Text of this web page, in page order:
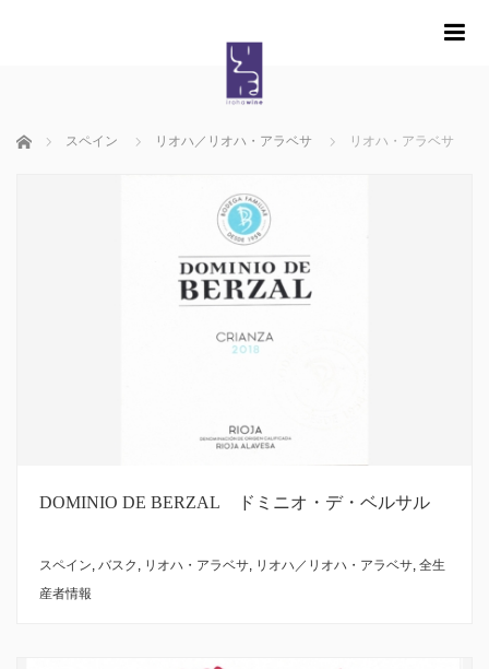
ホーム スペイン リオハ／リオハ・アラベサ リオハ・アラベサ
DOMINIO DE BERZAL ドミニオ・デ・ベルサル
スペイン, バスク , リオハ・アラベサ, リオハ／リオハ・アラベサ, 全生
産者情報